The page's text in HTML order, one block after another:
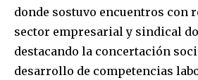
donde sostuvo encuentros con
sector empresarial y sindical
destacando la concertación
desarrollo de competencias